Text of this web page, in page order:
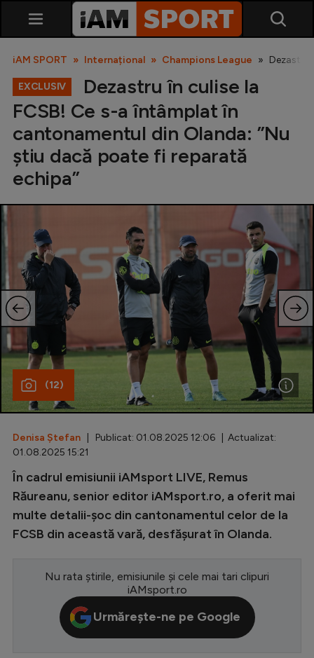
Liga 2
Cupa României
Echipa Națională
Fotbal feminin
Special
Clasamente
Champions League
Europa League
Conference League
CM 2026
Premier League
LaLiga
iAM SPORT Internațional Champions League Dezastru
EXCLUSIV
Dezastru în culise la
FCSB! Ce s-a întâmplat în
cantonamentul din Olanda: ”Nu
știu dacă poate fi reparată
echipa”
(12)
Denisa Ștefan | Publicat: 01.08.2025 12:06 | Actualizat:
01.08.2025 15:21
În cadrul emisiunii iAMsport LIVE, Remus
Răureanu, senior editor iAMsport.ro, a oferit mai
multe detalii-șoc din cantonamentul celor de la
FCSB din această vară, desfășurat în Olanda.
Nu rata știrile, emisiunile și cele mai tari clipuri
iAMsport.ro
Urmărește-ne pe Google